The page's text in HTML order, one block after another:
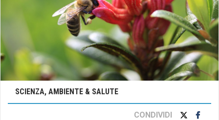
SCIENZA, AMBIENTE & SALUTE
CONDIVIDI